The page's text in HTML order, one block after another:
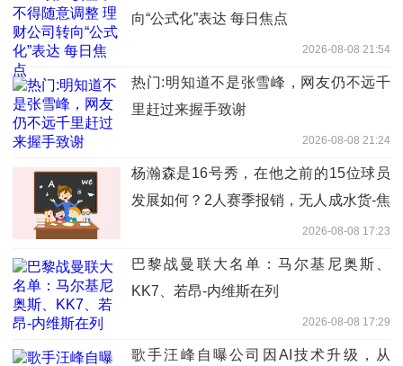
向“公式化”表达 每日焦点
2026-08-08 21:54
热门:明知道不是张雪峰，网友仍不远千
里赶过来握手致谢
2026-08-08 21:24
杨瀚森是16号秀，在他之前的15位球员
发展如何？2人赛季报销，无人成水货-焦
2026-08-08 17:23
巴黎战曼联大名单：马尔基尼奥斯、
KK7、若昂-内维斯在列
2026-08-08 17:29
歌手汪峰自曝公司因AI技术升级，从